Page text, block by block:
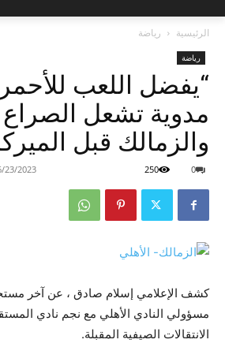
الرئيسية رياضة
رياضة
“يفضل اللعب
مدوية تشعل الصراع
والزمالك قبل
23/2023 0
250
كشف الإعلامي إسلام صادق ، عن آخر
مسؤولي النادي الأهلي مع نجم نادي
الانتقالات الصيفية المقبلة.